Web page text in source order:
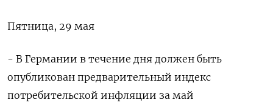
Пятница, 29 мая
- В Германии в течение дня должен быть
опубликован предварительный индекс
потребительской инфляции за май